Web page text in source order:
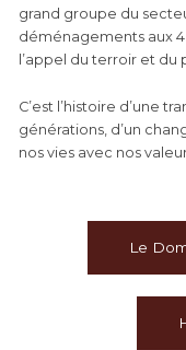
grand groupe du
déménagements aux
l’appel du terroir et du
C’est l’histoire d’une
générations, d’un
nos vies avec nos
Le